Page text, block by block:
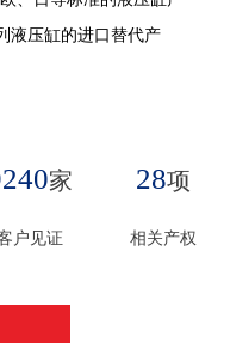
液压缸的进口替代产
家
户见证
28项
相关产权